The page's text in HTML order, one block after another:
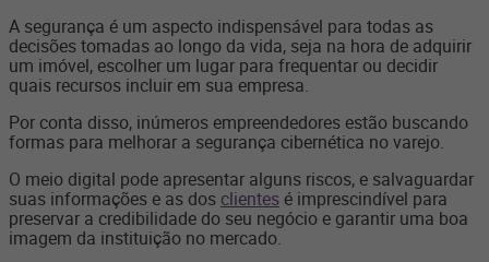
A segurança é um aspecto indispensável para todas as
decisões tomadas ao longo da vida, seja na hora de adquirir
um imóvel, escolher um lugar para frequentar ou decidir
quais recursos incluir em sua empresa.
Por conta disso, inúmeros empreendedores estão buscando
formas para melhorar a segurança cibernética no varejo.
O meio digital pode apresentar alguns riscos, e salvaguardar
suas informações e as dos clientes é imprescindível para
preservar a credibilidade do seu negócio e garantir uma boa
imagem da instituição no mercado.